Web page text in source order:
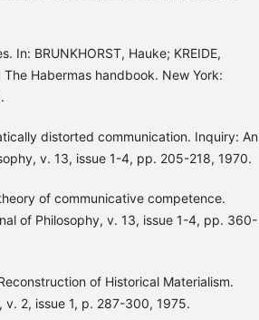
In: BRUNKHORST, Hauke; KREIDE,
Habermas handbook. New York:
distorted communication. Inquiry: An
v. 13, issue 1-4, pp. 205-218, 1970.
of communicative competence.
of Philosophy, v. 13, issue 1-4, pp. 360-
of Historical Materialism.
2, issue 1, p. 287-300, 1975.